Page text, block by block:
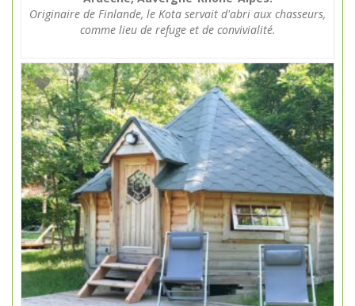
Originaire de Finlande, le Kota servait d'abri aux chasseurs,
comme lieu de refuge et de convivialité.